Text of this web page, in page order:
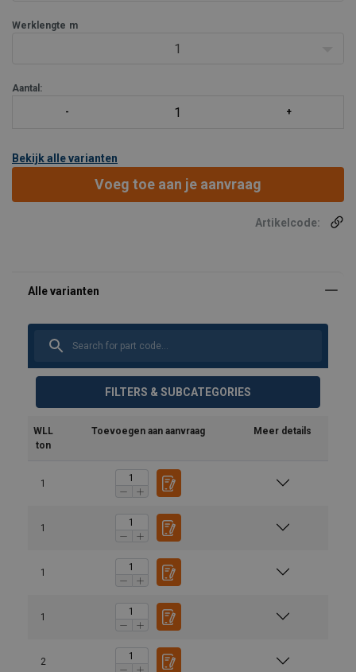
Werklengte m
1
Aantal:
Bekijk alle varianten
Voeg toe aan je aanvraag
Artikelcode:
FILTERS & SUBCATEGORIES
WLL
ton
Toevoegen aan aanvraag Meer details
1
1
1
1
2